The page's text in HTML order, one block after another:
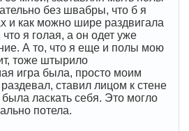
без швабры, что б я
и как можно шире раздвигала
я голая, а он одет уже
А то, что я еще и полы мою
тоже штырило
игра была, просто моим
ставил лицом к стене
ласкать себя. Это могло
потела.